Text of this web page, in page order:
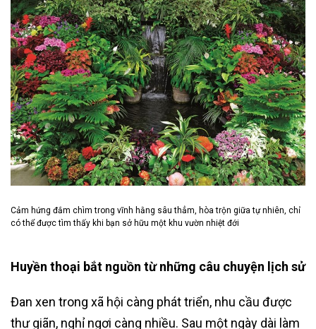
Cảm hứng đắm chìm trong vĩnh hằng sâu thẳm, hòa trộn giữa tự nhiên, chỉ
có thể được tìm thấy khi bạn sở hữu một khu vườn nhiệt đới
Huyền thoại bắt nguồn từ những câu chuyện lịch sử
Đan xen trong xã hội càng phát triển, nhu cầu được
thư giãn, nghỉ ngơi càng nhiều. Sau một ngày dài làm